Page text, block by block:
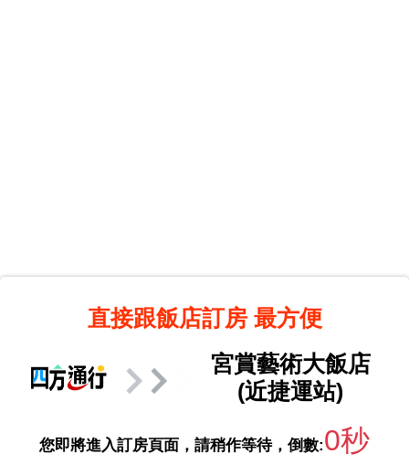
直接跟飯店訂房 最方便
宮賞藝術大飯店
(近捷運站)
您即將進入訂房頁面，請稍作等待，倒數:0秒